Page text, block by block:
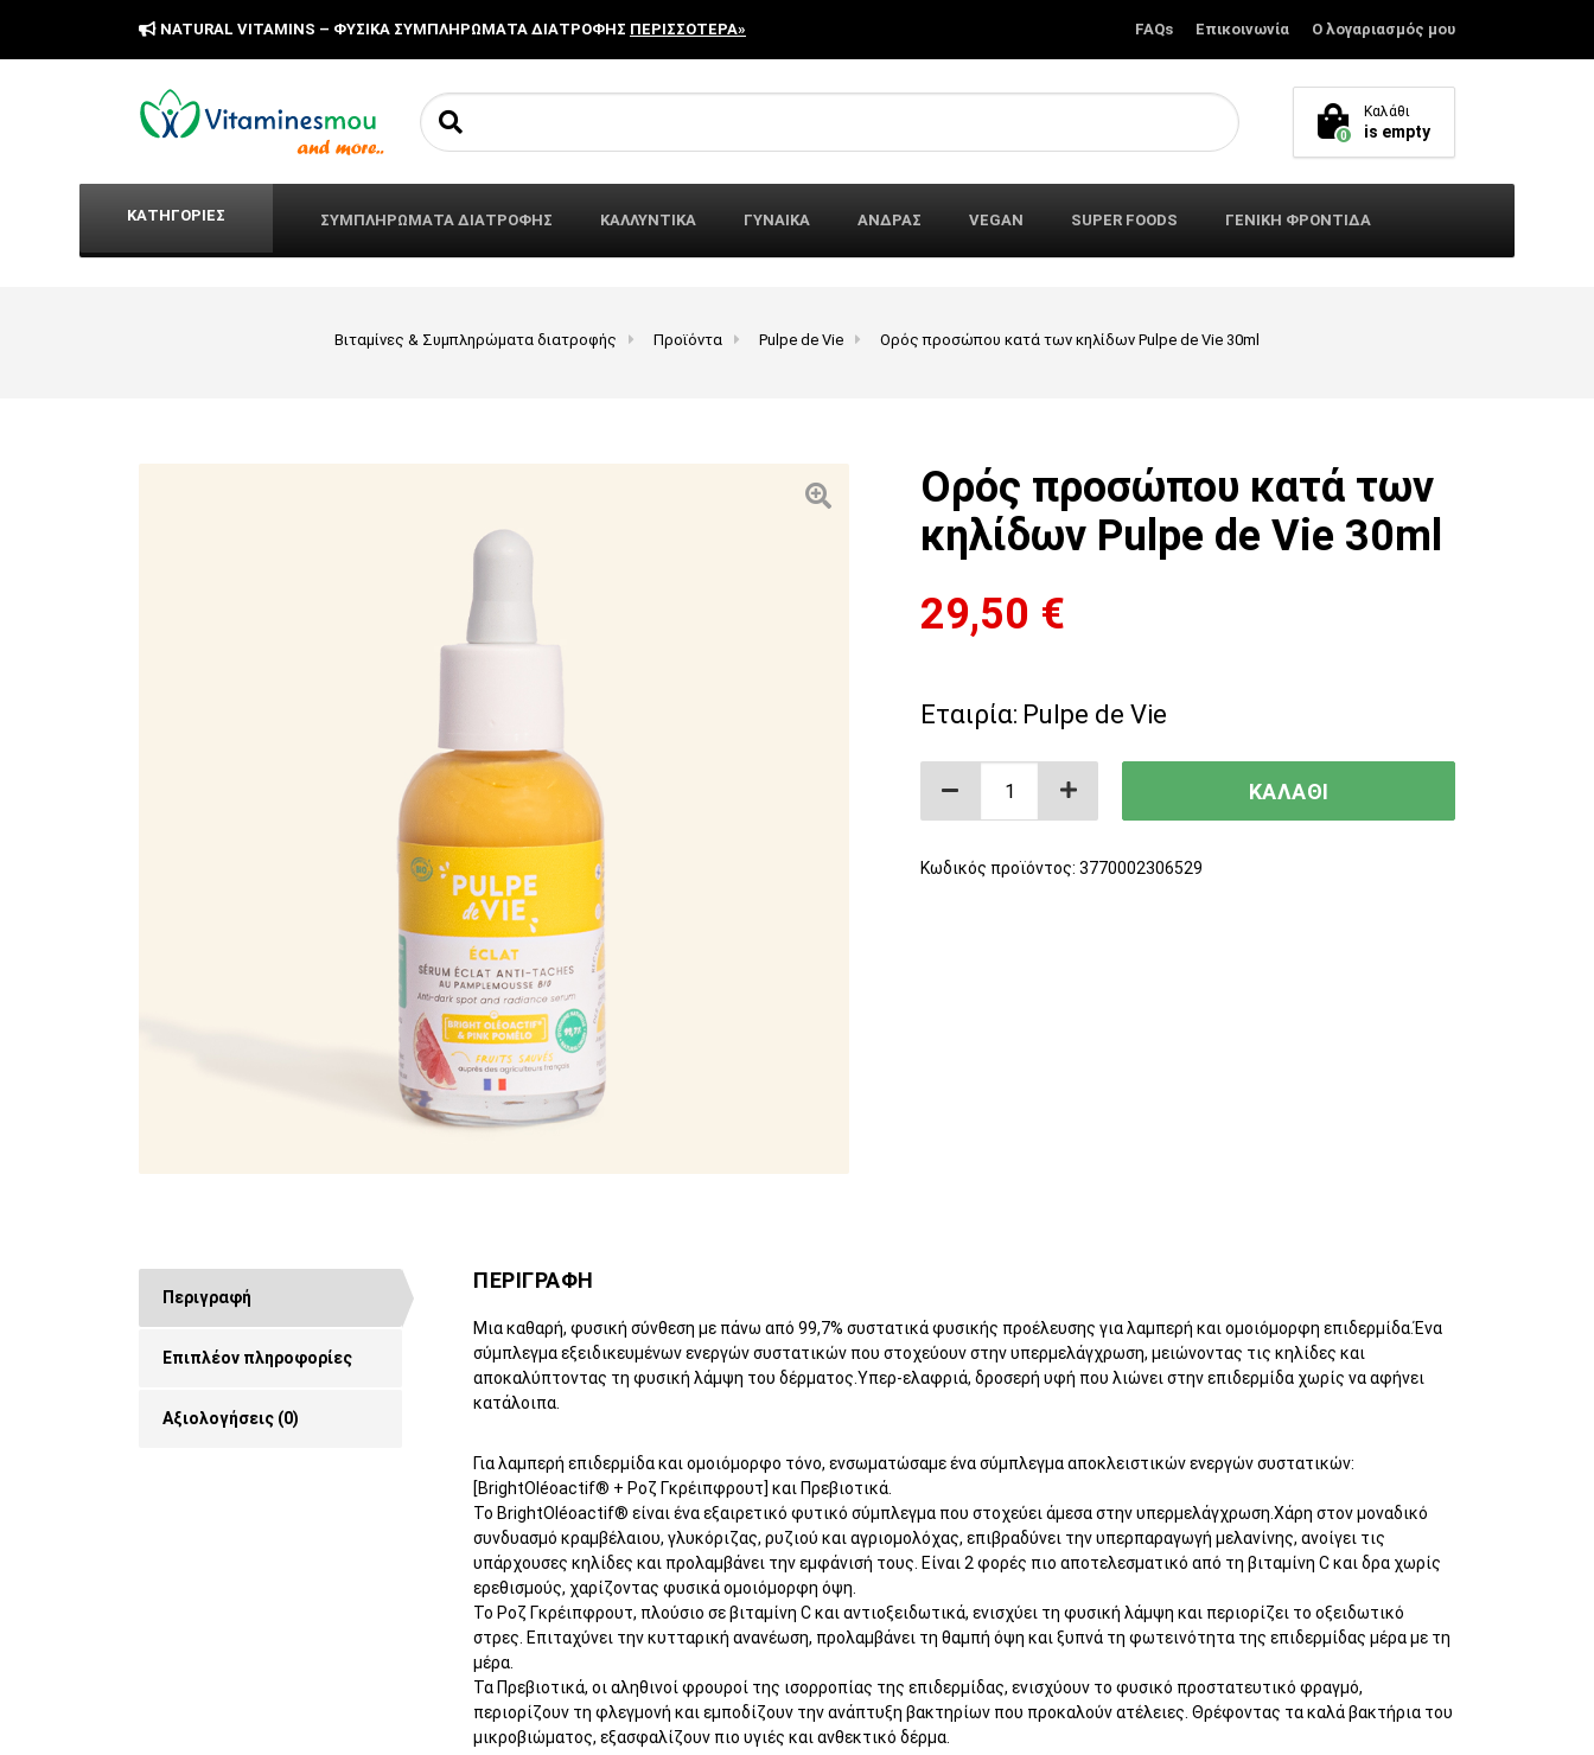
NATURAL VITAMINS – ΦΥΣΙΚΑ ΣΥΜΠΛΗΡΩΜΑΤΑ ΔΙΑΤΡΟΦΗΣ ΠΕΡΙΣΣΟΤΕΡΑ» FAQs Επικοινωνία Ο λογαριασμός μου
Search for:
0
Καλάθι
is empty
ΚΑΤΗΓΟΡΙΕΣ ΣΥΜΠΛΗΡΩΜΑΤΑ ΔΙΑΤΡΟΦΗΣ ΚΑΛΛΥΝΤΙΚΑ ΓΥΝΑΙΚΑ ΑΝΔΡΑΣ VEGAN SUPER FOODS ΓΕΝΙΚΗ ΦΡΟΝΤΙΔΑ
Βιταμίνες & Συμπληρώματα διατροφής Προϊόντα Pulpe de Vie Ορός προσώπoυ κατά των κηλίδων Pulpe de Vie 30ml
Ορός προσώπoυ κατά των
κηλίδων Pulpe de Vie 30ml
29,50 €
Εταιρία: Pulpe de Vie
Ορός προσώπoυ κατά των κηλίδων Pulpe de Vie 30ml
ΚΑΛΑΘΙ
Κωδικός προϊόντος:3770002306529
Περιγραφή
Επιπλέον πληροφορίες
Αξιολογήσεις (0)
ΠΕΡΙΓΡΑΦΗ
Μια καθαρή, φυσική σύνθεση με πάνω από 99,7% συστατικά φυσικής προέλευσης για λαμπερή και ομοιόμορφη επιδερμίδα.Ένα
σύμπλεγμα εξειδικευμένων ενεργών συστατικών που στοχεύουν στην υπερμελάγχρωση, μειώνοντας τις κηλίδες και
αποκαλύπτοντας τη φυσική λάμψη του δέρματος.Υπερ-ελαφριά, δροσερή υφή που λιώνει στην επιδερμίδα χωρίς να αφήνει
κατάλοιπα.
Για λαμπερή επιδερμίδα και ομοιόμορφο τόνο, ενσωματώσαμε ένα σύμπλεγμα αποκλειστικών ενεργών συστατικών:
[BrightOléoactif® + Ροζ Γκρέιπφρουτ] και Πρεβιοτικά.
Το BrightOléoactif® είναι ένα εξαιρετικό φυτικό σύμπλεγμα που στοχεύει άμεσα στην υπερμελάγχρωση.Χάρη στον μοναδικό
συνδυασμό κραμβέλαιου, γλυκόριζας, ρυζιού και αγριομολόχας, επιβραδύνει την υπερπαραγωγή μελανίνης, ανοίγει τις
υπάρχουσες κηλίδες και προλαμβάνει την εμφάνισή τους. Είναι 2 φορές πιο αποτελεσματικό από τη βιταμίνη C και δρα χωρίς
ερεθισμούς, χαρίζοντας φυσικά ομοιόμορφη όψη.
Το Ροζ Γκρέιπφρουτ, πλούσιο σε βιταμίνη C και αντιοξειδωτικά, ενισχύει τη φυσική λάμψη και περιορίζει το οξειδωτικό
στρες. Επιταχύνει την κυτταρική ανανέωση, προλαμβάνει τη θαμπή όψη και ξυπνά τη φωτεινότητα της επιδερμίδας μέρα με τη
μέρα.
Τα Πρεβιοτικά, οι αληθινοί φρουροί της ισορροπίας της επιδερμίδας, ενισχύουν το φυσικό προστατευτικό φραγμό,
περιορίζουν τη φλεγμονή και εμποδίζουν την ανάπτυξη βακτηρίων που προκαλούν ατέλειες. Θρέφοντας τα καλά βακτήρια του
μικροβιώματος, εξασφαλίζουν πιο υγιές και ανθεκτικό δέρμα.